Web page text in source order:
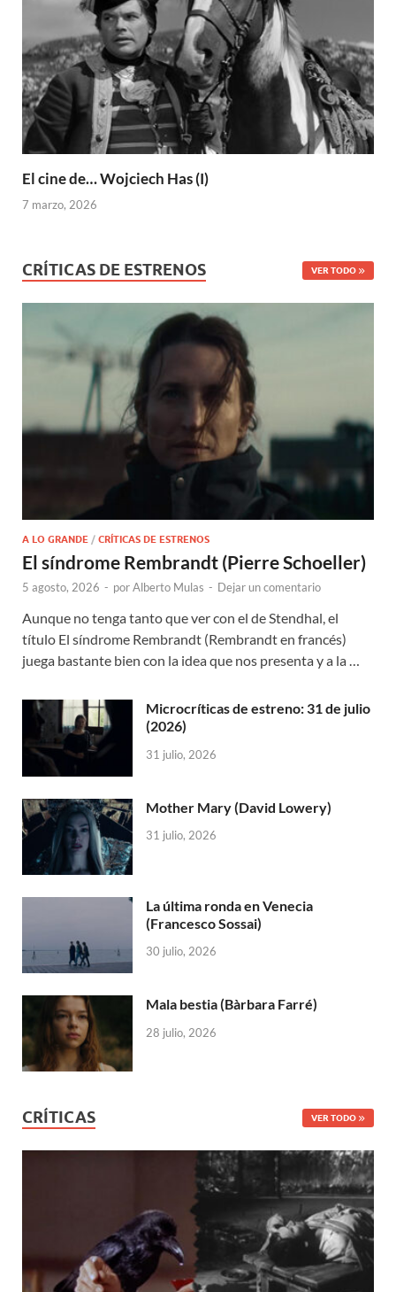
El cine de… Wojciech Has (I)
7 marzo, 2026
CRÍTICAS DE ESTRENOS VER TODO
A LO GRANDE / CRÍTICAS DE ESTRENOS
El síndrome Rembrandt (Pierre Schoeller)
5 agosto, 2026 - porAlberto Mulas - Dejar un comentario
Aunque no tenga tanto que ver con el de Stendhal, el
título El síndrome Rembrandt (Rembrandt en francés)
juega bastante bien con la idea que nos presenta y a la …
Microcríticas de estreno: 31 de julio
(2026)
31 julio, 2026
Mother Mary (David Lowery)
31 julio, 2026
La última ronda en Venecia
(Francesco Sossai)
30 julio, 2026
Mala bestia (Bàrbara Farré)
28 julio, 2026
CRÍTICAS VER TODO